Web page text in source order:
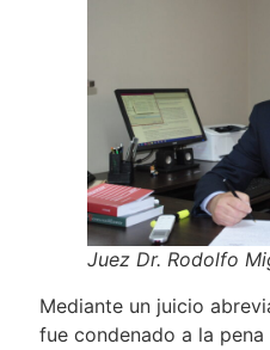
Juez Dr. Rodolfo
Mediante un juicio
fue condenado a la